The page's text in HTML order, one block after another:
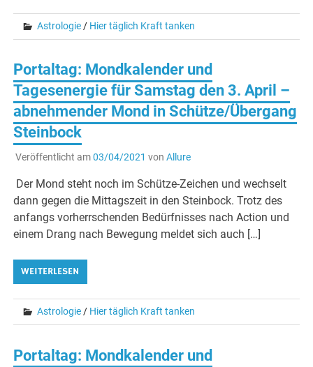
Astrologie / Hier täglich Kraft tanken
Portaltag: Mondkalender und
Tagesenergie für Samstag den 3. April –
abnehmender Mond in Schütze/Übergang
Steinbock
Veröffentlicht am03/04/2021 von Allure
Der Mond steht noch im Schütze-Zeichen und wechselt
dann gegen die Mittagszeit in den Steinbock. Trotz des
anfangs vorherrschenden Bedürfnisses nach Action und
einem Drang nach Bewegung meldet sich auch […]
WEITERLESEN
Astrologie/ Hier täglich Kraft tanken
Portaltag: Mondkalender und